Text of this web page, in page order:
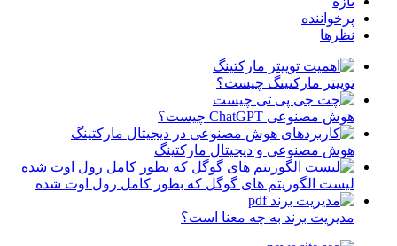
پرخواننده
نظرها
توییتر مارکتینگ چیست؟
هوش مصنوعی ChatGPT چیست؟
هوش مصنوعی و دیجیتال مارکتینگ
لیست الگوریتم های گوگل که بطور کامل رول اوت شده
مدیریت برند به چه معنا است؟